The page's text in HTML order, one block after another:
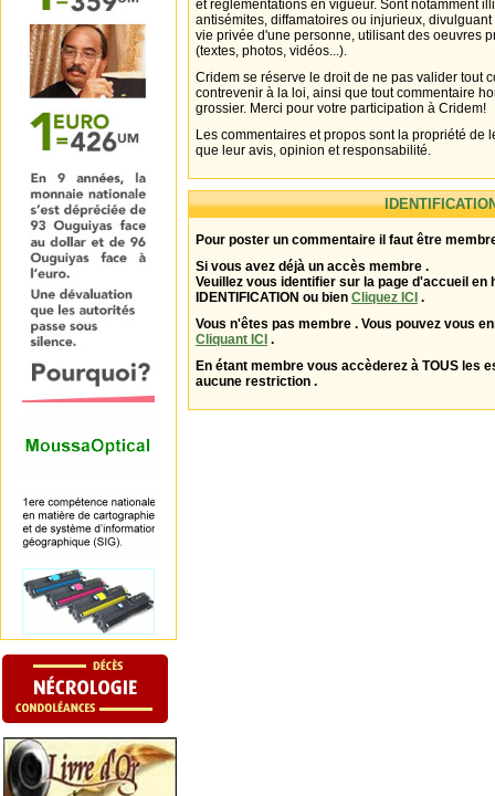
et réglementations en vigueur. Sont notamment
antisémites, diffamatoires ou injurieux,
vie privée d'une personne, utilisant des oeuvres
(textes, photos, vidéos...).
Cridem se réserve le droit de ne pas valider tout
contrevenir à la loi, ainsi que tout commentaire
grossier. Merci pour votre participation à Cridem!
Les commentaires et propos sont la propriété de
que leur avis, opinion et responsabilité.
Pour poster un commentaire il faut être
Si vous avez déjà un accès membre .
Veuillez vous identifier sur la page d'accueil en
IDENTIFICATION ou bien Cliquez ICI .
Vous n'êtes pas membre . Vous pouvez vous
Cliquant ICI .
En étant membre vous accèderez à TOUS les
aucune restriction .